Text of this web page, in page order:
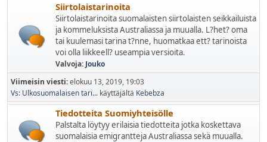
Siirtolaistarinoita
Siirtolaistarinoita suomalaisten siirtolaisten seikkailuista
ja kommeluksista Australiassa ja muualla. L?het? oma
tai kuulemasi tarina t?nne, huomatkaa ett? tarinoista
voi olla liikkeell? useampia versioita.
Valvoja: Jouko
Viimeisin viesti:elokuu 13, 2019, 19:03
Vs: Ulkosuomalaisen tari... käyttäjältä Kebebza
Tiedotteita Suomiyhteisölle
Palstalta löytyy erilaisia tiedotteita jotka koskettava
suomalaisia emigrantteja Australiassa sekä muualla.